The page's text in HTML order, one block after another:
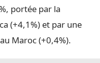
portée par la
(+4,1%) et par une
Maroc (+0,4%).